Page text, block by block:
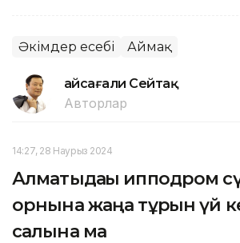
Әкімдер есебі Аймақ
Ғайсағали Сейтақ
Авторлар
14:27, 28 Наурыз 2024
Алматыдағы ипподром
орнына жаңа тұрғын үй
салына ма